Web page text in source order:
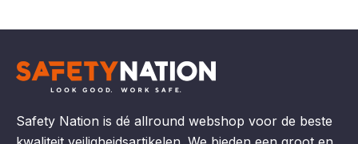
Safety Nation is dé allround webshop voor de beste